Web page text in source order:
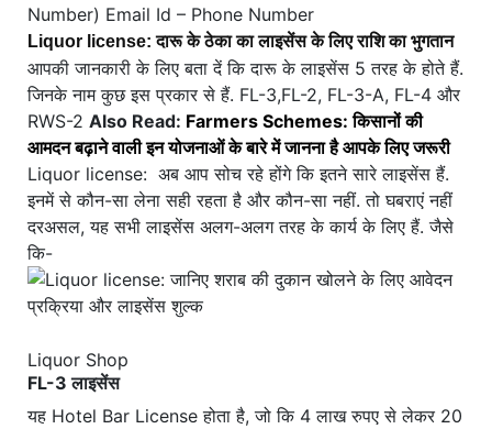
Number) Email Id – Phone Number
Liquor license: दारू के ठेका का लाइसेंस के लिए राशि का भुगतान
आपकी जानकारी के लिए बता दें कि दारू के लाइसेंस 5 तरह के होते हैं.
जिनके नाम कुछ इस प्रकार से हैं. FL-3,FL-2, FL-3-A, FL-4 और
RWS-2 Also Read: Farmers Schemes: किसानों की
आमदन बढ़ाने वाली इन योजनाओं के बारे में जानना है आपके लिए जरूरी
Liquor license: अब आप सोच रहे होंगे कि इतने सारे लाइसेंस हैं.
इनमें से कौन-सा लेना सही रहता है और कौन-सा नहीं. तो घबराएं नहीं
दरअसल, यह सभी लाइसेंस अलग-अलग तरह के कार्य के लिए हैं. जैसे
कि-
Liquor Shop
FL-3 लाइसेंस
यह Hotel Bar License होता है, जो कि 4 लाख रुपए से लेकर 20